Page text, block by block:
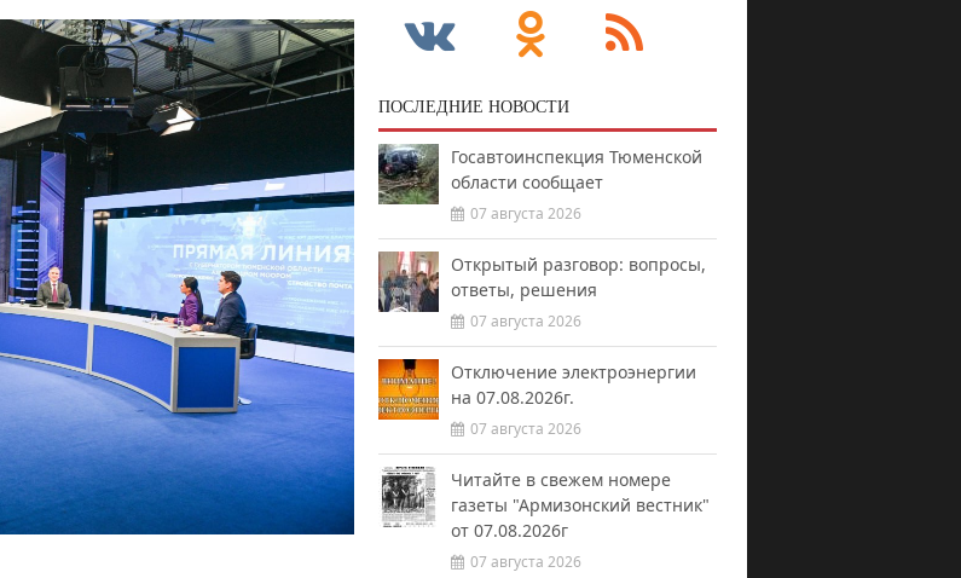
ПОСЛЕДНИЕ НОВОСТИ
Госавтоинспекция Тюменской
области сообщает
07 августа 2026
Открытый разговор: вопросы,
ответы, решения
07 августа 2026
Отключение электроэнергии
на 07.08.2026г.
07 августа 2026
Читайте в свежем номере
газеты "Армизонский вестник"
от 07.08.2026г
07 августа 2026